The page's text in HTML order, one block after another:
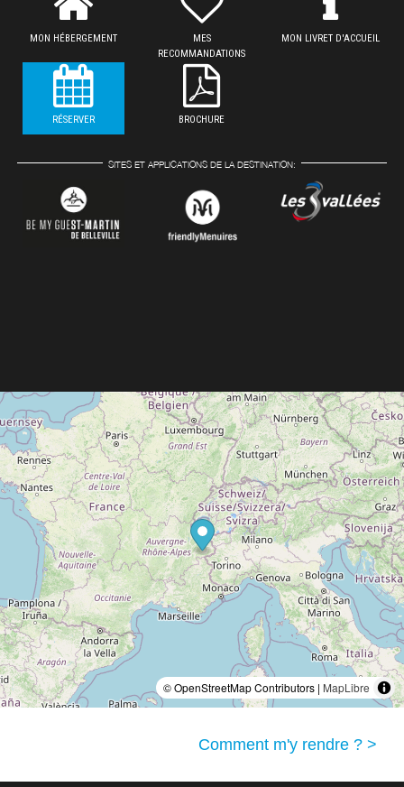
MON HÉBERGEMENT
MES
RECOMMANDATIONS
MON LIVRET D'ACCUEIL
RÉSERVER BROCHURE
SITES ET APPLICATIONS DE LA DESTINATION:
© OpenStreetMap Contributors | MapLibre
Comment m'y rendre ? >